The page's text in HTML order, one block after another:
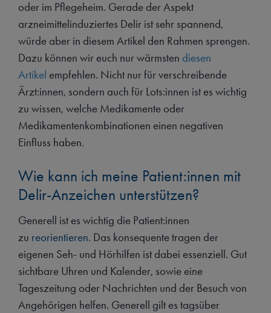
oder im Pflegeheim. Gerade der Aspekt
arzneimittelinduziertes Delir ist sehr spannend,
würde aber in diesem Artikel den Rahmen sprengen.
Dazu können wir euch nur wärmsten diesen
Artikel empfehlen. Nicht nur für verschreibende
Ärzt:innen, sondern auch für Lots:innen ist es wichtig
zu wissen, welche Medikamente oder
Medikamentenkombinationen einen negativen
Einfluss haben.
Wie kann ich meine Patient:innen mit
Delir-Anzeichen unterstützen?
Generell ist es wichtig die Patient:innen
zu reorientieren. Das konsequente tragen der
eigenen Seh- und Hörhilfen ist dabei essenziell. Gut
sichtbare Uhren und Kalender, sowie eine
Tageszeitung oder Nachrichten und der Besuch von
Angehörigen helfen. Generell gilt es tagsüber